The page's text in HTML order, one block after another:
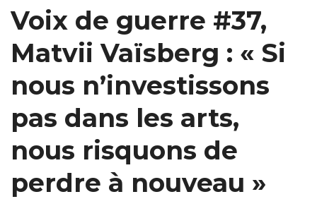
Voix de guerre #37,
Matvii Vaïsberg : « Si
nous n’investissons
pas dans les arts,
nous risquons de
perdre à nouveau »